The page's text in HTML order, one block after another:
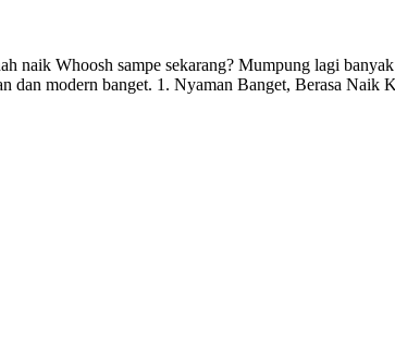
naik Whoosh sampe sekarang? Mumpung lagi
dan modern banget. 1. Nyaman Banget, Berasa Naik